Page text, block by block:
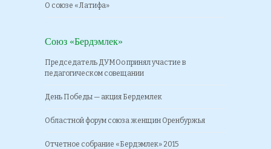
О союзе «Латифа»
Союз «Бердэмлек»
Председатель ДУМОо принял участие в
педагогическом совещании
День Победы — акция Бердемлек
Областной форум союза женщин Оренбуржья
Отчетное собрание «Бердэмлек» 2015